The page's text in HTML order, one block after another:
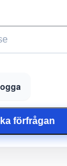
förfrågan